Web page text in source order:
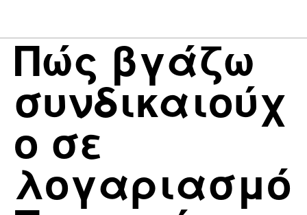
Πώς βγάζω
συνδικαιούχ
ο σε
λογαριασμό